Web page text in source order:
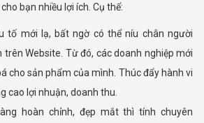
bạn nhiều lợi ích. Cụ thể:
tố mới lạ, bất ngờ có thể níu chân người
trên Website. Từ đó, các doanh nghiệp mới
cho sản phẩm của mình. Thúc đẩy hành vi
cao lợi nhuận, doanh thu.
hoàn chỉnh, đẹp mắt thì tính chuyên